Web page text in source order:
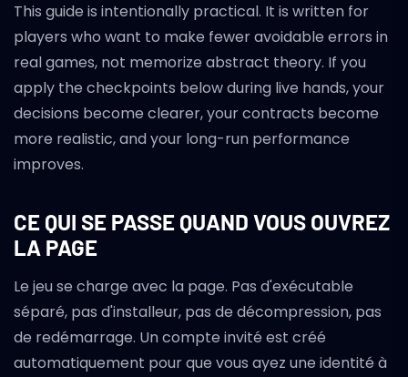
This guide is intentionally practical. It is written for
players who want to make fewer avoidable errors in
real games, not memorize abstract theory. If you
apply the checkpoints below during live hands, your
decisions become clearer, your contracts become
more realistic, and your long-run performance
improves.
CE QUI SE PASSE QUAND VOUS OUVREZ
LA PAGE
Le jeu se charge avec la page. Pas d'exécutable
séparé, pas d'installeur, pas de décompression, pas
de redémarrage. Un compte invité est créé
automatiquement pour que vous ayez une identité à